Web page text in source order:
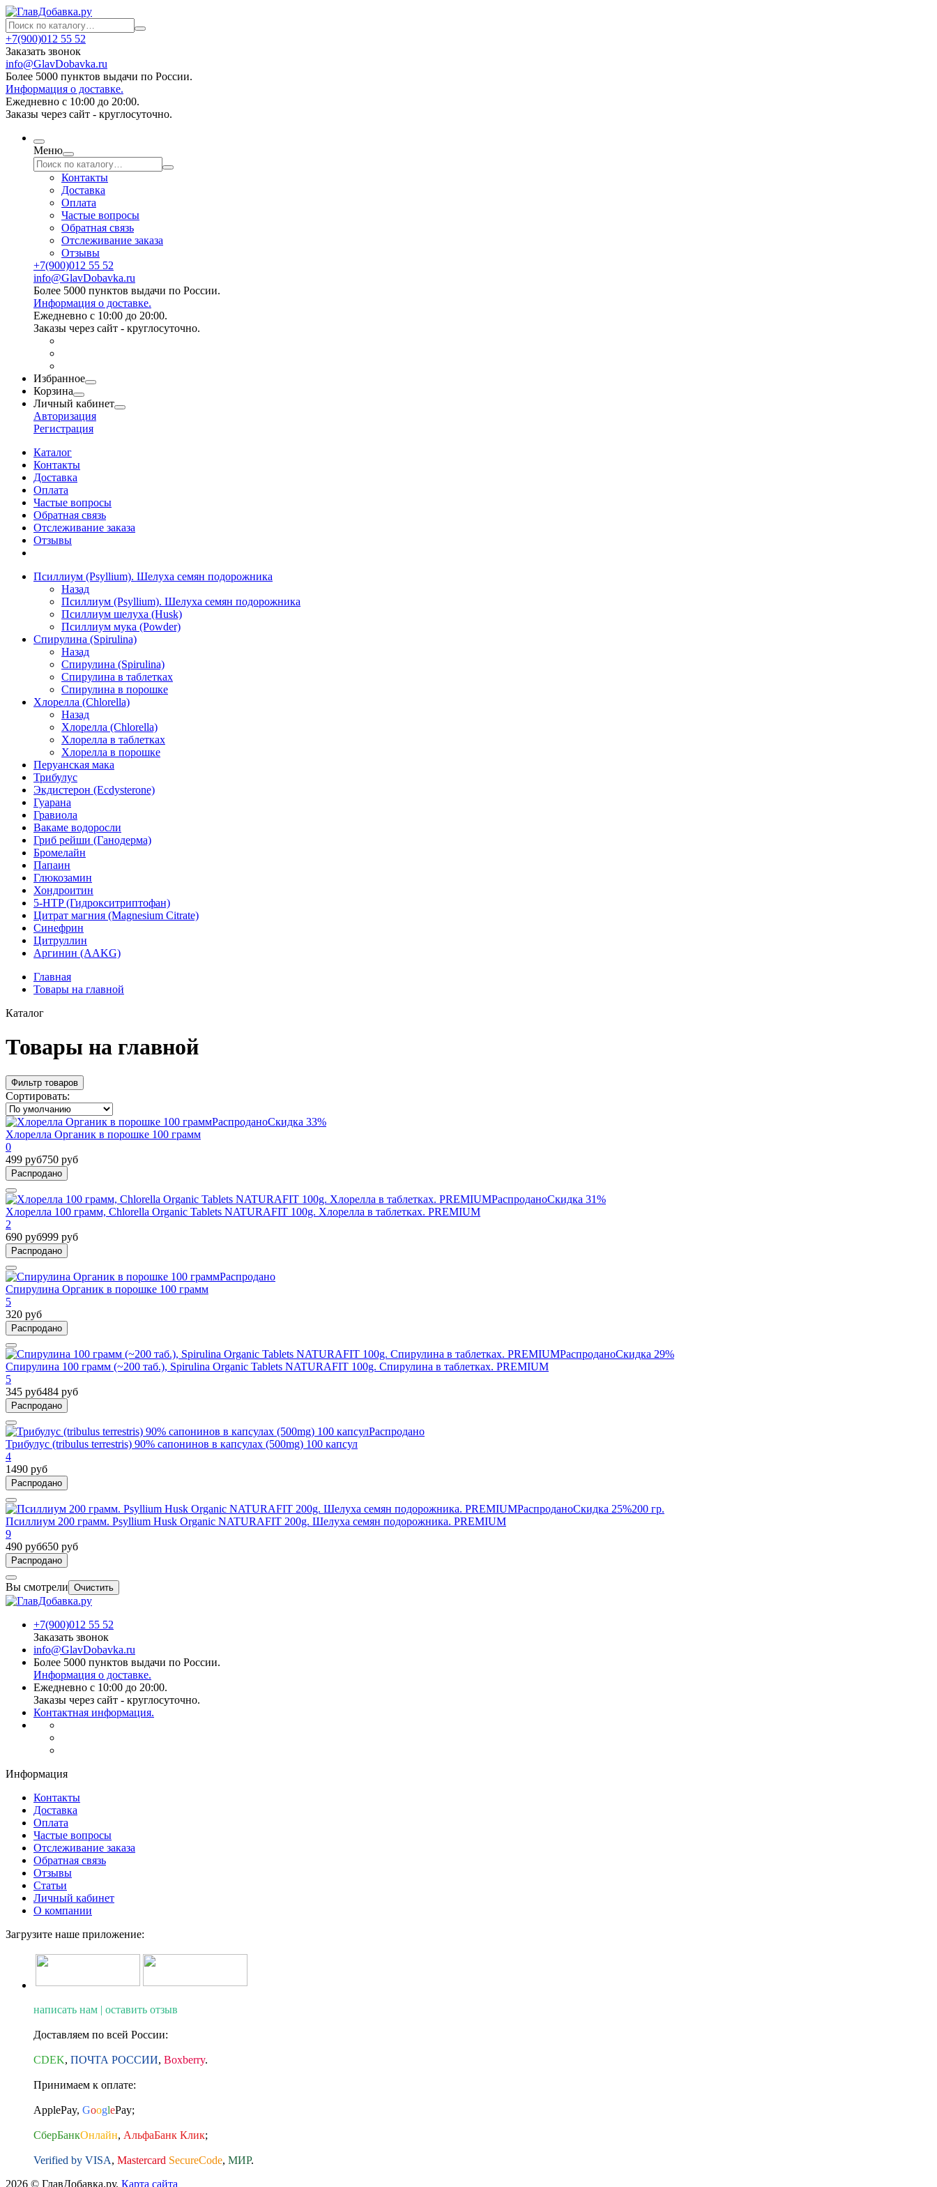
+7(900)012 55 52
Заказать звонок
info@GlavDobavka.ru
Более 5000 пунктов выдачи по России.
Информация о доставке.
Ежедневно с 10:00 до 20:00.
Заказы через сайт - круглосуточно.
Меню
Контакты
Доставка
Оплата
Частые вопросы
Обратная связь
Отслеживание заказа
Отзывы
+7(900)012 55 52
info@GlavDobavka.ru
Более 5000 пунктов выдачи по России.
Информация о доставке.
Ежедневно с 10:00 до 20:00.
Заказы через сайт - круглосуточно.
Избранное
Корзина
Личный кабинет
Авторизация
Регистрация
Каталог
Контакты
Доставка
Оплата
Частые вопросы
Обратная связь
Отслеживание заказа
Отзывы
Псиллиум (Psyllium). Шелуха семян подорожника
Назад
Псиллиум (Psyllium). Шелуха семян подорожника
Псиллиум шелуха (Husk)
Псиллиум мука (Powder)
Спирулина (Spirulina)
Назад
Спирулина (Spirulina)
Спирулина в таблетках
Спирулина в порошке
Хлорелла (Chlorella)
Назад
Хлорелла (Chlorella)
Хлорелла в таблетках
Хлорелла в порошке
Перуанская мака
Трибулус
Экдистерон (Ecdysterone)
Гуарана
Гравиола
Вакаме водоросли
Гриб рейши (Ганодерма)
Бромелайн
Папаин
Глюкозамин
Хондроитин
5-HTP (Гидрокситриптофан)
Цитрат магния (Magnesium Citrate)
Синефрин
Цитруллин
Аргинин (AAKG)
Главная
Товары на главной
Каталог
Товары на главной
Фильтр товаров
Сортировать:
РаспроданоСкидка 33%
Хлорелла Органик в порошке 100 грамм
0
499 руб750 руб
Распродано
РаспроданоСкидка 31%
Хлорелла 100 грамм, Chlorella Organic Tablets NATURAFIT 100g. Хлорелла в таблетках. PREMIUM
2
690 руб999 руб
Распродано
Распродано
Спирулина Органик в порошке 100 грамм
5
320 руб
Распродано
РаспроданоСкидка 29%
Спирулина 100 грамм (~200 таб.), Spirulina Organic Tablets NATURAFIT 100g. Спирулина в таблетках. PREMIUM
5
345 руб484 руб
Распродано
Распродано
Трибулус (tribulus terrestris) 90% сапонинов в капсулах (500mg) 100 капсул
4
1490 руб
Распродано
РаспроданоСкидка 25%200 гр.
Псиллиум 200 грамм. Psyllium Husk Organic NATURAFIT 200g. Шелуха семян подорожника. PREMIUM
9
490 руб650 руб
Распродано
Вы смотрели Очистить
+7(900)012 55 52
Заказать звонок
info@GlavDobavka.ru
Более 5000 пунктов выдачи по России.
Информация о доставке.
Ежедневно с 10:00 до 20:00.
Заказы через сайт - круглосуточно.
Контактная информация.
Информация
Контакты
Доставка
Оплата
Частые вопросы
Отслеживание заказа
Обратная связь
Отзывы
Статьи
Личный кабинет
О компании
Загрузите наше приложение:
написать нам | оставить отзыв
Доставляем по всей России:
CDEK, ПОЧТА РОССИИ, Boxberry.
Принимаем к оплате:
ApplePay, GooglePay;
СберБанкОнлайн, АльфаБанк Клик;
Verified by VISA, Mastercard SecureCode, МИР.
2026 © ГлавДобавка.ру. Карта сайта